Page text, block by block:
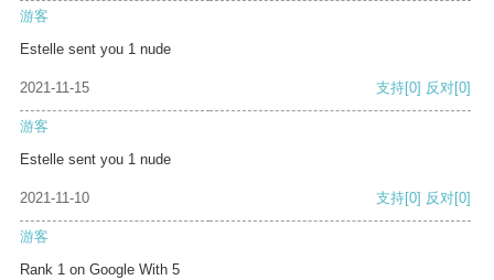
游客
Estelle sent you 1 nude
2021-11-15 支持[0] 反对[0]
游客
Estelle sent you 1 nude
2021-11-10 支持[0] 反对[0]
游客
Rank 1 on Google With 5